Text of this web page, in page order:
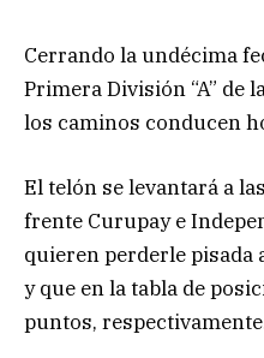
Cerrando la undécima
Primera División “A” de
los caminos conducen
El telón se levantará a
frente Curupay e
quieren perderle pisada
y que en la tabla de
puntos,